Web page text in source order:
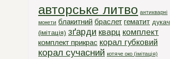
авторське литво антикварні
монети блакитний браслет гематит дукач
(імітація) зґарди кварц комплект
комплект прикрас корал губковий
корал сучасний котяче око (імітація)